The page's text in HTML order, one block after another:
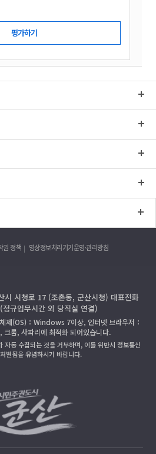
권 정책 영상정보처리기기운영·관리방침
시 시청로 17 (조촌동, 군산시청) 대표전화
규업무시간 외 당직실 연결)
제(OS)：Windows 7이상, 인터넷 브라우저：
크롬, 사파리에 최적화 되어있습니다.
자동 수집되는 것을 거부하며, 이를 위반시 정보통신
벌됨을 유념하시기 바랍니다.